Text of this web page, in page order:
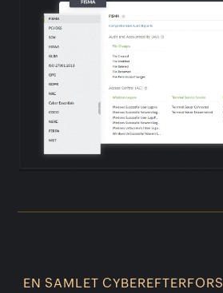
EN SAMLET